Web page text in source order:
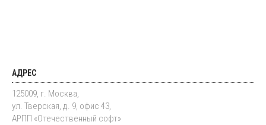
АДРЕС
125009, г. Москва,
ул. Тверская, д. 9, офис 43,
АРПП «Отечественный софт»